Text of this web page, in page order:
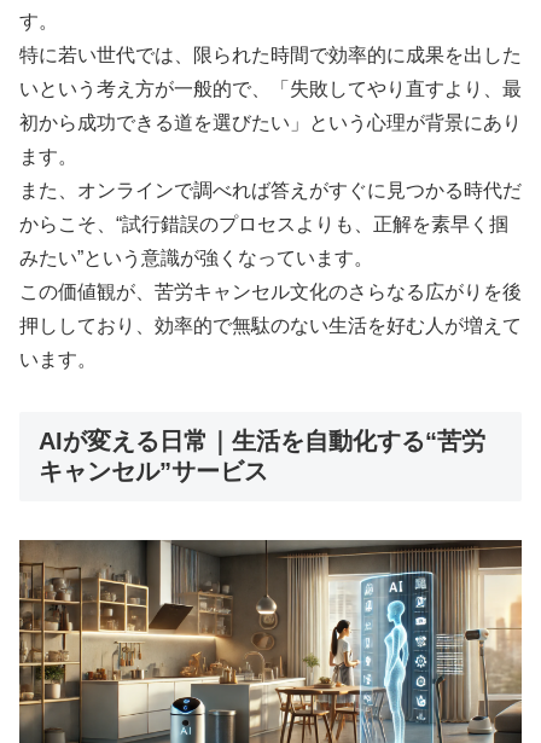
す。
特に若い世代では、限られた時間で効率的に成果を出した
いという考え方が一般的で、「失敗してやり直すより、最
初から成功できる道を選びたい」という心理が背景にあり
ます。
また、オンラインで調べれば答えがすぐに見つかる時代だ
からこそ、“試行錯誤のプロセスよりも、正解を素早く掴
みたい”という意識が強くなっています。
この価値観が、苦労キャンセル文化のさらなる広がりを後
押ししており、効率的で無駄のない生活を好む人が増えて
います。
AIが変える日常｜生活を自動化する“苦労
キャンセル”サービス